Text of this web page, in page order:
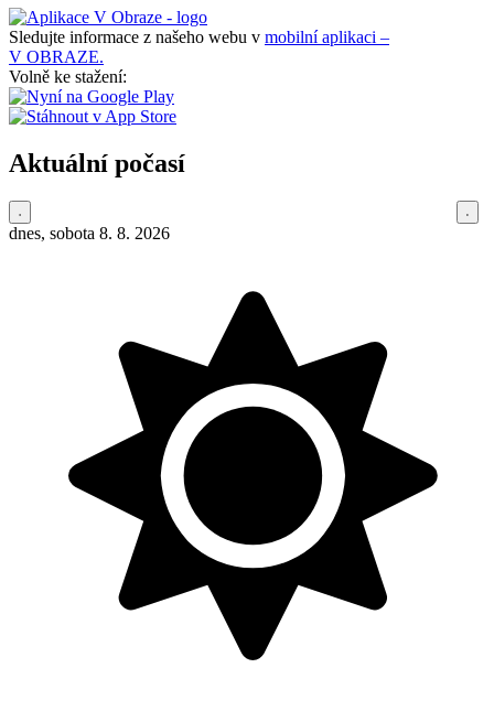
Sledujte informace z našeho webu v mobilní aplikaci –
V OBRAZE.
Volně ke stažení:
Aktuální počasí
dnes, sobota 8. 8. 2026